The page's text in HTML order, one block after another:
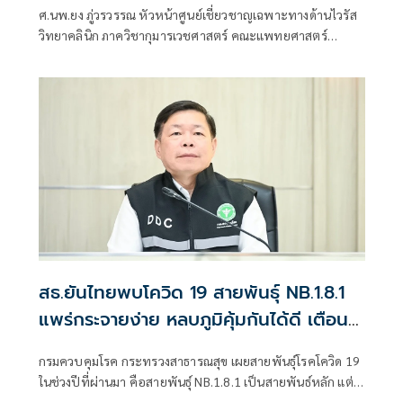
ศ.นพ.ยง ภู่วรวรรณ หัวหน้าศูนย์เชี่ยวชาญเฉพาะทางด้านไวรัส
วิทยาคลินิก ภาควิชากุมารเวชศาสตร์ คณะแพทยศาสตร์
สธ.ยันไทยพบโควิด 19 สายพันธุ์ NB.1.8.1
แพร่กระจายง่าย หลบภูมิคุ้มกันได้ดี เตือน
กรมควบคุมโรค กระทรวงสาธารณสุข เผยสายพันธุ์โรคโควิด 19
ในช่วงปีที่ผ่านมา คือสายพันธุ์ NB.1.8.1 เป็นสายพันธ์หลัก แต่